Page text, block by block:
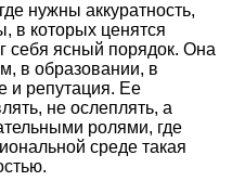
нужны аккуратность,
в которых ценятся
себя ясный порядок. Она
в образовании, в
и репутация. Ее
не ослеплять, а
ролями, где
среде такая